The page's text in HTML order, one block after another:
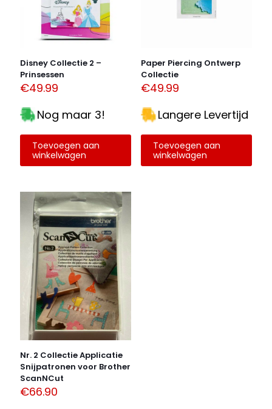
1 van de 5 2 van de 5
mail*
Mijn naam, e-mail en site opslaan in deze browser
voor de volgende keer wanneer ik een reactie plaats.
Alternative:
Disney Collectie 2 –
Prinsessen
€49.99
Nog maar 3!
Toevoegen aan
winkelwagen
Paper Piercing Ontwerp
Collectie
€49.99
Langere Levertijd
Toevoegen aan
winkelwagen
Nr. 2 Collectie Applicatie
Snijpatronen voor Brother
ScanNCut
€66.90